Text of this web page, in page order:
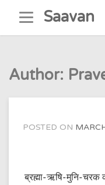
content
Saavan
Author:
POSTED ON
ब्रह्मा-ऋषि-मुनि-चरक